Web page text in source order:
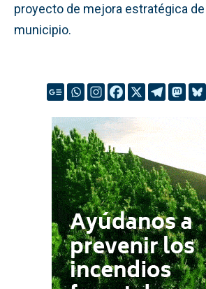
proyecto de mejora estratégica
municipio.